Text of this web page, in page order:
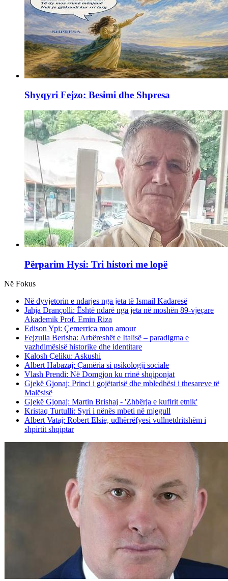
Shyqyri Fejzo: Besimi dhe Shpresa
Përparim Hysi: Tri histori me lopë
Në Fokus
Në dyvjetorin e ndarjes nga jeta të Ismail Kadaresë
Jahja Drançolli: Është ndarë nga jeta në moshën 89-vjeçare
Akademik Prof. Emin Riza
Edison Ypi: Çemerrica mon amour
Fejzulla Berisha: Arbëreshët e Italisë – paradigma e
vazhdimësisë historike dhe identitare
Kalosh Çeliku: Askushi
Albert Habazaj: Çamëria si psikologji sociale
Vlash Prendi: Në Domgjon ku rrinë shqiponjat
Gjekë Gjonaj: Princi i gojëtarisë dhe mbledhësi i thesareve të
Malësisë
Gjekë Gjonaj: Martin Brishaj - 'Zhbërja e kufirit etnik'
Kristaq Turtulli: Syri i nënës mbeti në mjegull
Albert Vataj: Robert Elsie, udhërrëfyesi vullnetdritshëm i
shpirtit shqiptar